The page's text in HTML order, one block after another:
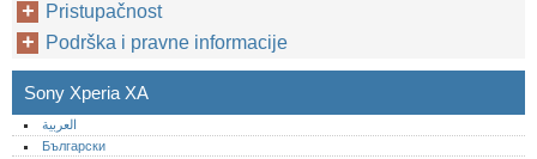
Pristupačnost
Podrška i pravne informacije
Sony Xperia XA
العربية
Български